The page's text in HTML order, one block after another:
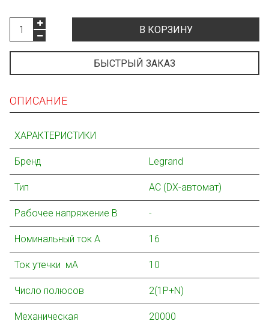
В КОРЗИНУ
БЫСТРЫЙ ЗАКАЗ
ОПИСАНИЕ
ХАРАКТЕРИСТИКИ
Бренд Legrand
Тип АС (DX-автомат)
Рабочее напряжение В -
Номинальный ток А 16
Ток утечки мА 10
Число полюсов 2(1Р+N)
Механическая
20000